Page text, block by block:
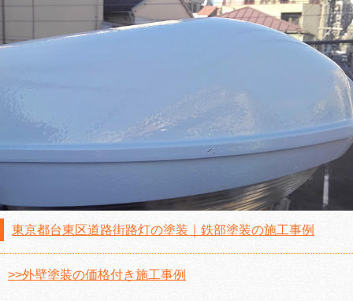
東京都台東区道路街路灯の塗装｜鉄部塗装の施工事例
>>外壁塗装の価格付き施工事例